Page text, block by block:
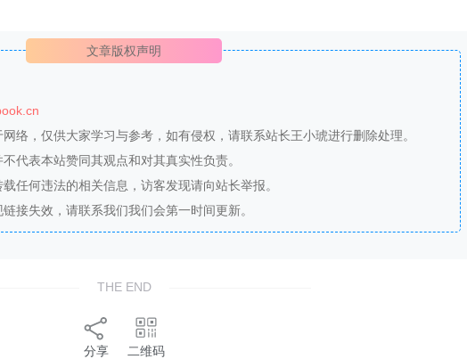
文章版权声明
络，仅供大家学习与参考，如有侵权，请联系站长王小琥进行删除处理。
代表本站赞同其观点和对其真实性负责。
任何违法的相关信息，访客发现请向站长举报。
接失效，请联系我们我们会第一时间更新。
THE END
分享 二维码